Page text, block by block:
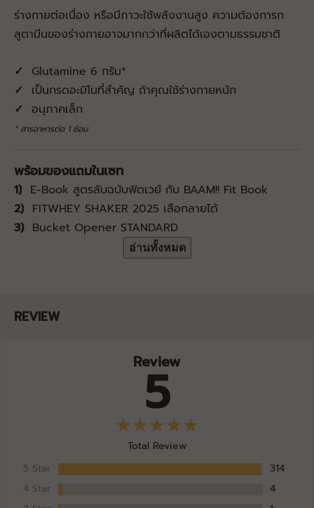
ร่างกายต่อเนื่อง หรือมีภาวะใช้พลังงานสูง ความต้องการก
ลูตามีนของร่างกายอาจมากกว่าที่ผลิตได้เองตามธรรมชาติ
✓ Glutamine 6 กรัม*
✓ เป็นกรดอะมิโนที่สำคัญ ถ้าคุณใช้ร่างกายหนัก
✓ อนุภาคเล็ก
* สารอาหารต่อ 1 ช้อน
พร้อมของแถมในเซท
1) E-Book สูตรลับฉบับฟิตเวย์ กับ BAAM!! Fit Book
2) FITWHEY SHAKER 2025 เลือกลายได้
3)Bucket Opener STANDARD
อ่านทั้งหมด
REVIEW
Review
5
Total Review
5 Star
314
4 Star
4